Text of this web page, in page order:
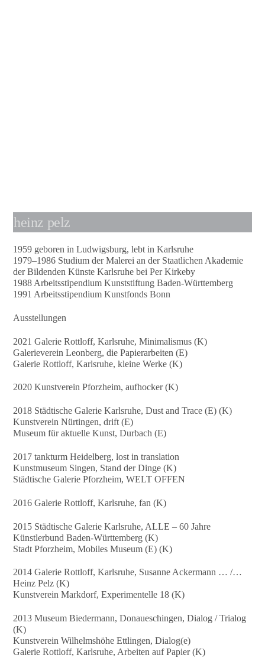
heinz pelz
1959 geboren in Ludwigsburg, lebt in Karlsruhe
1979–1986 Studium der Malerei an der Staatlichen Akademie
der Bildenden Künste Karlsruhe bei Per Kirkeby
1988 Arbeitsstipendium Kunststiftung Baden-Württemberg
1991 Arbeitsstipendium Kunstfonds Bonn
Ausstellungen
2021 Galerie Rottloff, Karlsruhe, Minimalismus (K)
Galerieverein Leonberg, die Papierarbeiten (E)
Galerie Rottloff, Karlsruhe, kleine Werke (K)
2020 Kunstverein Pforzheim, aufhocker (K)
2018 Städtische Galerie Karlsruhe, Dust and Trace (E) (K)
Kunstverein Nürtingen, drift (E)
Museum für aktuelle Kunst, Durbach (E)
2017 tankturm Heidelberg, lost in translation
Kunstmuseum Singen, Stand der Dinge (K)
Städtische Galerie Pforzheim, WELT OFFEN
2016 Galerie Rottloff, Karlsruhe, fan (K)
2015 Städtische Galerie Karlsruhe, ALLE – 60 Jahre
Künstlerbund Baden-Württemberg (K)
Stadt Pforzheim, Mobiles Museum (E) (K)
2014 Galerie Rottloff, Karlsruhe, Susanne Ackermann … /…
Heinz Pelz (K)
Kunstverein Markdorf, Experimentelle 18 (K)
2013 Museum Biedermann, Donaueschingen, Dialog / Trialog
(K)
Kunstverein Wilhelmshöhe Ettlingen, Dialog(e)
Galerie Rottloff, Karlsruhe, Arbeiten auf Papier (K)